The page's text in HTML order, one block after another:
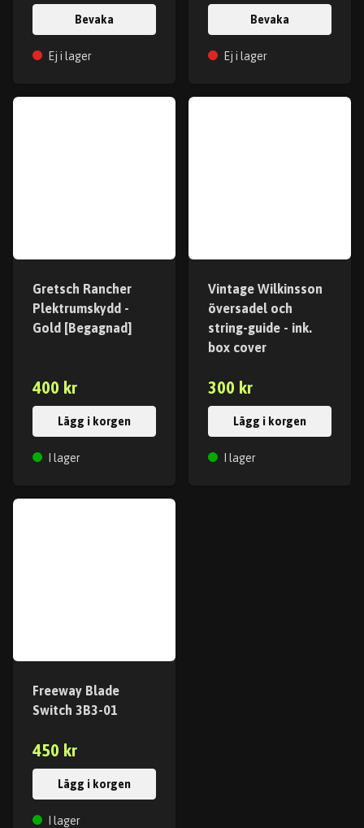
Bevaka
Ej i lager
Bevaka
Ej i lager
Gretsch Rancher
Plektrumskydd -
Gold [Begagnad]
400 kr
Lägg i korgen
I lager
Vintage Wilkinsson
översadel och
string-guide - ink.
box cover
300 kr
Lägg i korgen
I lager
Freeway Blade
Switch 3B3-01
450 kr
Lägg i korgen
I lager